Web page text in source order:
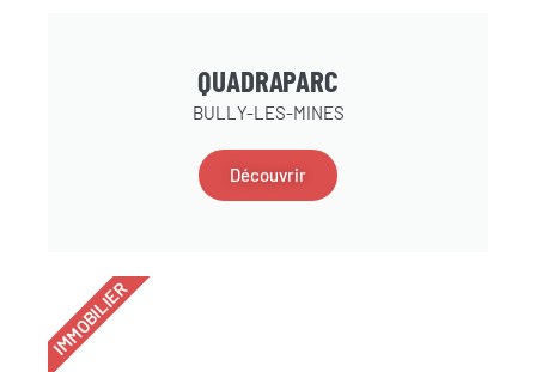
QUADRAPARC
BULLY-LES-MINES
Découvrir
IMMOBILIER